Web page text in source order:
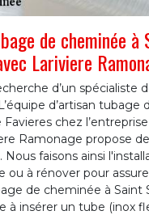
de cheminée à
Lariviere
d’un spécialiste
d’artisan tubage
chez
Ramonage propose
faisons ainsi
ou à rénover pour
de cheminée à Saint
à insérer un tube (inox